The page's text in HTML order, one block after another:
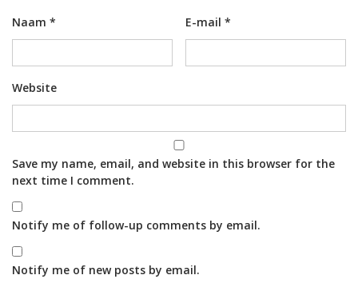
Naam * E-mail*
Website
Save my name, email, and website in this browser for the
next time I comment.
Notify me of follow-up comments by email.
Notify me of new posts by email.